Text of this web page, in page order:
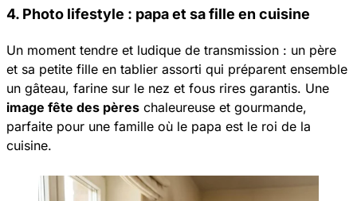
4. Photo lifestyle : papa et sa fille en cuisine
Un moment tendre et ludique de transmission : un père
et sa petite fille en tablier assorti qui préparent ensemble
un gâteau, farine sur le nez et fous rires garantis. Une
image fête des pères chaleureuse et gourmande,
parfaite pour une famille où le papa est le roi de la
cuisine.